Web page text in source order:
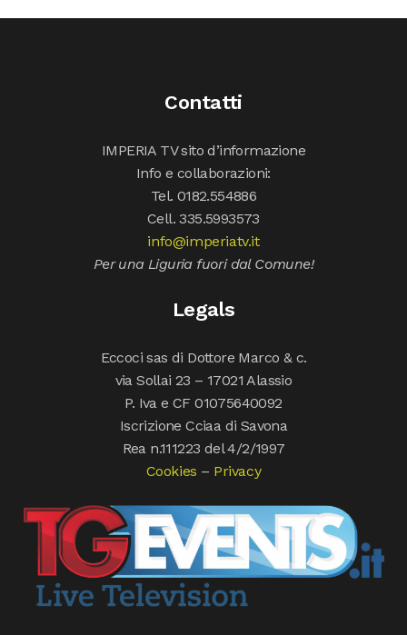
Contatti
IMPERIA TV sito d’informazione
Info e collaborazioni:
Tel. 0182.554886
Cell. 335.5993573
info@imperiatv.it
Per una Liguria fuori dal Comune!
Legals
Eccoci sas di Dottore Marco & c.
via Sollai 23 – 17021 Alassio
P. Iva e CF 01075640092
Iscrizione Cciaa di Savona
Rea n.111223 del 4/2/1997
Cookies – Privacy